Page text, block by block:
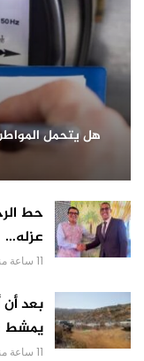
هل يتحمل
حط
عزله…
11 ساعة منذ
يمشط
11 ساعة منذ